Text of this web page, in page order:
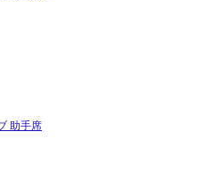
助手席